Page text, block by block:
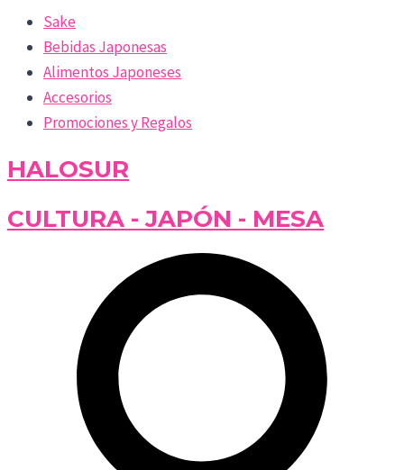
Sake
Bebidas Japonesas
Alimentos Japoneses
Accesorios
Promociones y Regalos
HALOSUR
CULTURA - JAPÓN - MESA